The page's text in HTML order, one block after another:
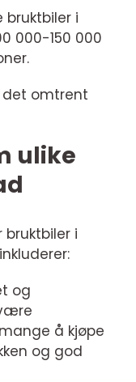
bruktbiler i
000-150 000
det omtrent
ulike
bruktbiler i
og
å kjøpe
og god